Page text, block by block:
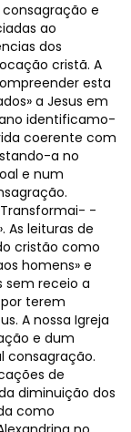
e
ao
dos
cristã. A
esta
a Jesus em
identificamo-
coerente com
a no
e num
-
As leituras de
cristão como
homens» e
sem receio a
terem
A nossa Igreja
e dum
consagração.
de
diminuição dos
como